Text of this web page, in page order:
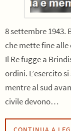
8 settembre
che mette fine
Il Re fugge a
ordini. L’esercito
mentre al sud
civile devono…